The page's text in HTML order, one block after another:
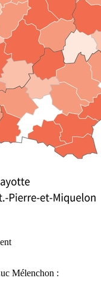
Mélenchon :